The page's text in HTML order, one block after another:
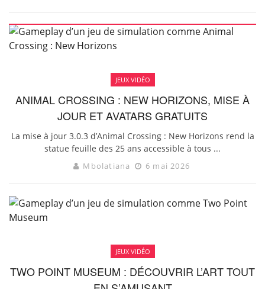
JEUX VIDÉO
ANIMAL CROSSING : NEW HORIZONS, MISE À
JOUR ET AVATARS GRATUITS
La mise à jour 3.0.3 d’Animal Crossing : New Horizons rend la
statue feuille des 25 ans accessible à tous ...
Mbolatiana 6 mai 2026
JEUX VIDÉO
TWO POINT MUSEUM : DÉCOUVRIR L’ART TOUT